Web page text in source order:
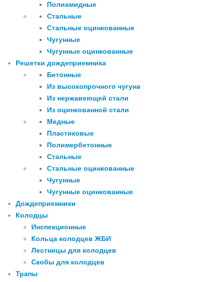
Полиамидные
Стальные
Стальные оцинкованные
Чугунные
Чугунные оцинкованные
Решетки дождеприемника
Бетонные
Из высокопрочного чугуна
Из нержавеющей стали
Из оцинкованной стали
Медные
Пластиковые
Полимербетонные
Стальные
Стальные оцинкованные
Чугунные
Чугунные оцинкованные
Дождеприемники
Колодцы
Инспекционные
Кольца колодцев ЖБИ
Лестницы для колодцев
Скобы для колодцев
Трапы